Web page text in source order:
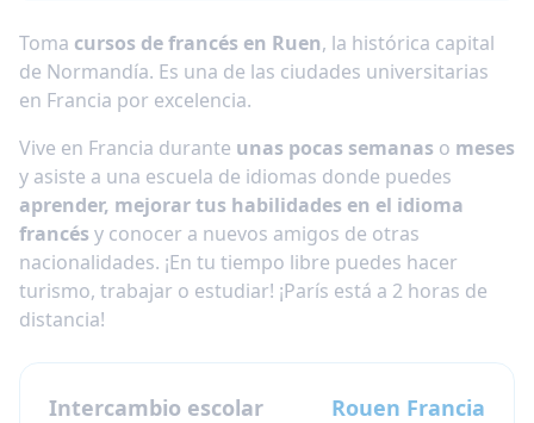
Toma cursos de francés en Ruen, la histórica capital
de Normandía. Es una de las ciudades universitarias
en Francia por excelencia.
Vive en Francia durante unas pocas semanas o meses
y asiste a una escuela de idiomas donde puedes
aprender, mejorar tus habilidades en el idioma
francés y conocer a nuevos amigos de otras
nacionalidades. ¡En tu tiempo libre puedes hacer
turismo, trabajar o estudiar! ¡París está a 2 horas de
distancia!
Intercambio escolar Rouen Francia